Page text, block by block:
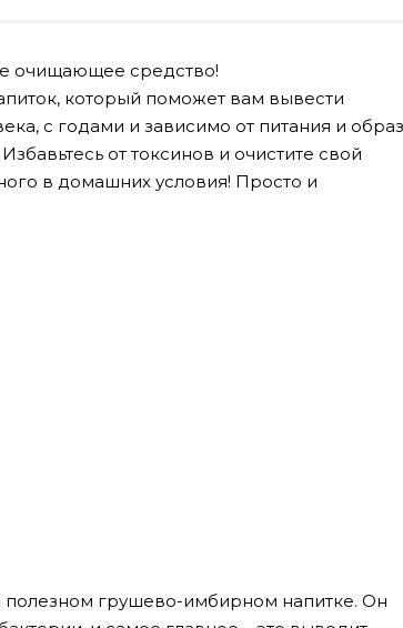
очищающее средство!
который поможет вам вывести
с годами и зависимо от питания и
от токсинов и очистите свой
в домашних условия! Просто и
грушево-имбирном напитке. Он